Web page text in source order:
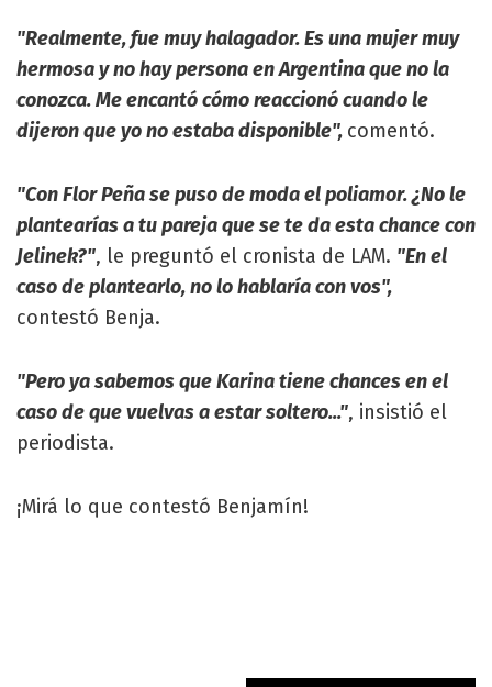
"Realmente, fue muy halagador. Es una mujer muy
hermosa y no hay persona en Argentina que no la
conozca. Me encantó cómo reaccionó cuando le
dijeron que yo no estaba disponible", comentó.
"Con Flor Peña se puso de moda el poliamor. ¿No le
plantearías a tu pareja que se te da esta chance con
Jelinek?", le preguntó el cronista de LAM. "En el
caso de plantearlo, no lo hablaría con vos",
contestó Benja.
"Pero ya sabemos que Karina tiene chances en el
caso de que vuelvas a estar soltero...", insistió el
periodista.
¡Mirá lo que contestó Benjamín!